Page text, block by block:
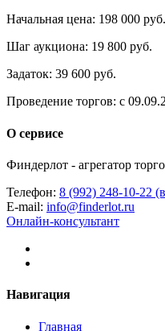
Начальная цена: 198 000 руб.
Шаг аукциона: 19 800 руб.
Задаток: 39 600 руб.
Проведение торгов: с
О сервисе
Финдерлот - агрегатор
Телефон: 8 (992) 248-10-22
E-mail: info@finderlot.ru
Онлайн-консультант
Навигация
Главная